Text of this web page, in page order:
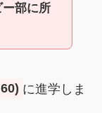
部に所
に進学しま